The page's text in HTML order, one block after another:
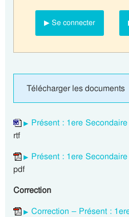
▶ Se connecter
Télécharger les documents
Présent : 1ere
rtf
Présent : 1ere
pdf
Correction
Correction – Présent :